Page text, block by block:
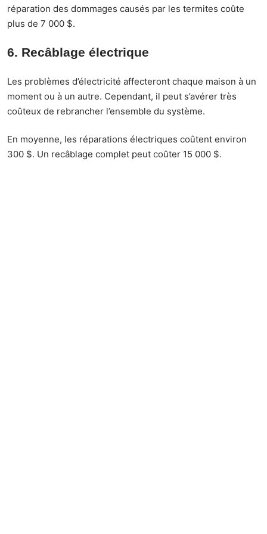
réparation des dommages causés par les termites coûte
plus de 7 000 $.
6. Recâblage électrique
Les problèmes d’électricité affecteront chaque maison à un
moment ou à un autre. Cependant, il peut s’avérer très
coûteux de rebrancher l’ensemble du système.
En moyenne, les réparations électriques coûtent environ
300 $. Un recâblage complet peut coûter 15 000 $.